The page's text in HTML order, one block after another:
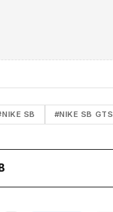
SB #NIKE SB GTS